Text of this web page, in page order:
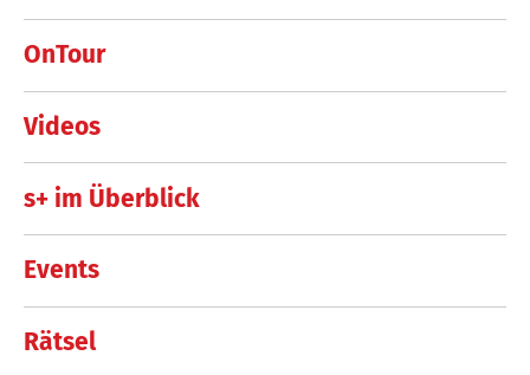
OnTour
Videos
s+ im Überblick
Events
Rätsel